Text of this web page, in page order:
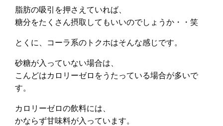
脂肪の吸引を押さえていれば、
糖分をたくさん摂取してもいいのでしょうか・・笑
とくに、コーラ系のトクホはそんな感じです。
砂糖が入っていない場合は、
こんどはカロリーゼロをうたっている場合が多いで
す。
カロリーゼロの飲料には、
かならず甘味料が入っています。